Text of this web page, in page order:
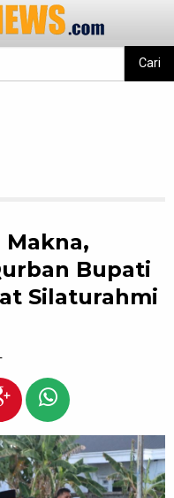
Cari
Bupati
Silaturahmi